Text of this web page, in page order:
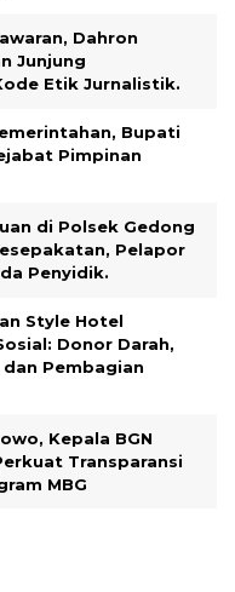
Dahron
Junjung
Etik Jurnalistik.
Bupati
Pimpinan
di Polsek Gedong
Pelapor
Penyidik.
Style Hotel
Donor Darah,
Pembagian
Kepala BGN
Transparansi
MBG